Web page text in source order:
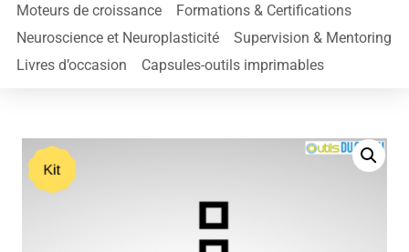
Moteurs de croissance
Formations & Certifications
Neuroscience et Neuroplasticité
Supervision & Mentoring
Livres d’occasion
Capsules-outils imprimables